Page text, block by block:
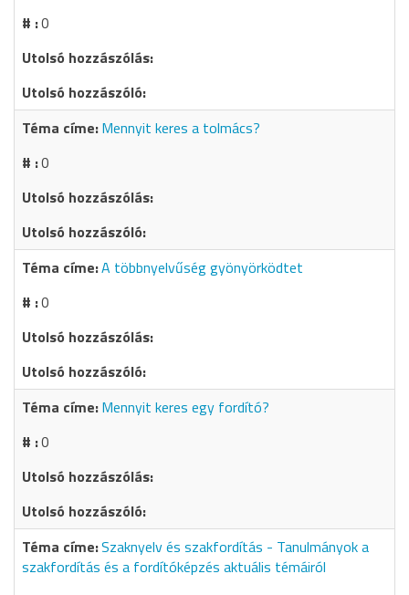
0
Mennyit keres a tolmács?
0
A többnyelvűség gyönyörködtet
0
Mennyit keres egy fordító?
0
Szaknyelv és szakfordítás - Tanulmányok a
szakfordítás és a fordítóképzés aktuális témáiról